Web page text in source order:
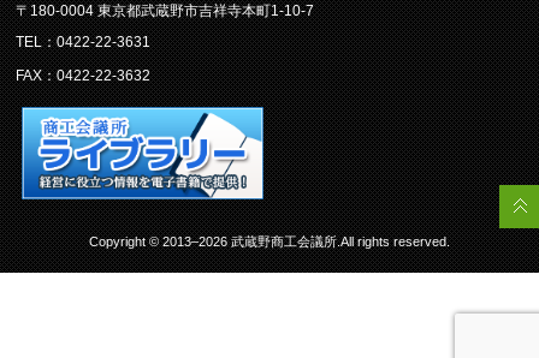
〒180-0004 東京都武蔵野市吉祥寺本町1-10-7
TEL：0422-22-3631
FAX：0422-22-3632
Copyright © 2013–2026 武蔵野商工会議所.All rights reserved.